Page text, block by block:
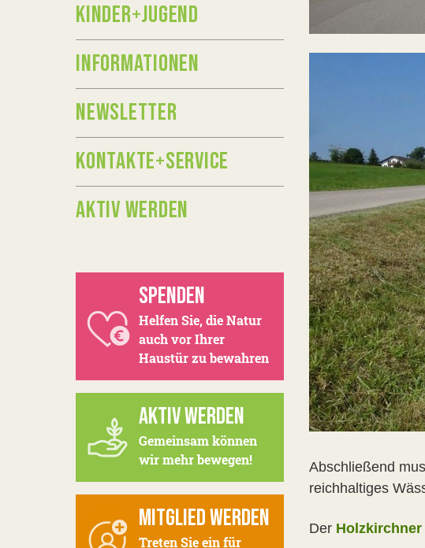
Abschließend
reichhaltiges
Der
KINDER+JUGEND
INFORMATIONEN
NEWSLETTER
KONTAKTE+SERVICE
AKTIV WERDEN
SPENDEN
Helfen Sie, die Natur
auch vor Ihrer
Haustür zu bewahren
AKTIV WERDEN
Gemeinsam können
wir mehr bewegen!
MITGLIED WERDEN
Treten Sie ein für